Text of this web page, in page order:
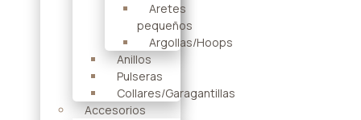
Aretes
pequeños
Argollas/Hoops
Anillos
Pulseras
Collares/Garagantillas
Accesorios